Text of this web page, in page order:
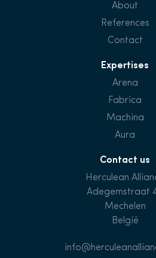
About
References
Contact
Expertises
Arena
Fabrica
Machina
Aura
Contact us
Herculean
Adegemstraat
Mechelen
België